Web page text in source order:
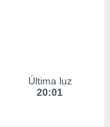
Última luz
20:01